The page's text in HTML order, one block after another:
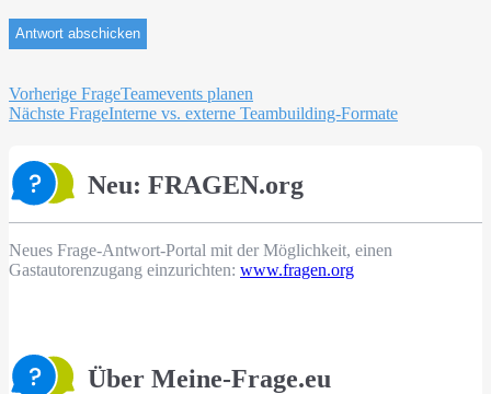
Beitragsnavigation
Vorherige FrageTeamevents planen
Nächste FrageInterne vs. externe Teambuilding-Formate
Neu: FRAGEN.org
Neues Frage-Antwort-Portal mit der Möglichkeit, einen
Gastautorenzugang einzurichten: www.fragen.org
Über Meine-Frage.eu